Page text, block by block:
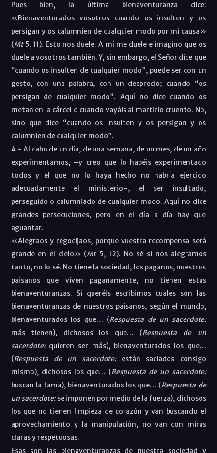
Pues bien, la última bienaventuranza dice:
«Bienaventurados vosotros cuando os insulten y os
persigan y os calumnien de cualquier modo por mi causa»
(Mt5, 11). Esto nos duele. A mí me duele e imagino que os
duele a vosotros también. Y, sin embargo, el Señor dice que
“cuando os insulten de cualquier modo”, puede ser con un
gesto, con una palabra, con un desprecio; cuando “os
persigan de cualquier modo”. Aquí no dice cuando os
metan en la cárcel o cuando vayáis al martirio cruento. No,
sino que dice “cuando os insulten y os persigan y os
calumnien de cualquier modo”.
4.- Al cabo de un día, de una semana, de un mes, de un año
experimentamos, –y creo que lo habéis experimentado
todos y el que no lo haya hecho no habría ejercido
adecuadamente el ministerio–, el ser insultado,
perseguido o calumniado de cualquier modo. Aquí no dice
grandes persecuciones, pero en el día a día hay que
aguantar.
«Alegraos y regocijaos, porque vuestra recompensa será
grande en el cielo» (Mt 5, 12). No sé si nos alegramos
tanto, no lo sé. No tiene la sociedad, los paganos, nuestros
paisanos que viven paganamente, no tienen estas
bienaventuranzas. Si queréis escribimos cuales son las
bienaventuranzas de nuestros paisanos, según el mundo,
bienaventurados los que… (Respuesta de un sacerdote:
más tienen), dichosos los que… (Respuesta de un
sacerdote:quieren ser más), bienaventurados los que…
(Respuesta de un sacerdote:están saciados consigo
mismo), dichosos los que… (Respuesta de un sacerdote:
buscan la fama), bienaventurados los que… (Respuesta de
un sacerdote:se imponen por medio de la fuerza), dichosos
los que no tienen limpieza de corazón y van buscando el
aprovechamiento y la manipulación, no van con miras
claras y respetuosas.
Esas son las bienaventuranzas de nuestra sociedad y